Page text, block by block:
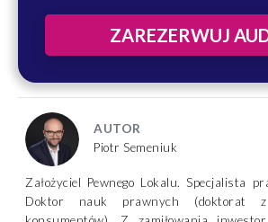
ZAREZERWUJ
AUTOR
Piotr Semeniuk
Założyciel Pewnego Lokalu. Specjalista
Doktor nauk prawnych (doktorat